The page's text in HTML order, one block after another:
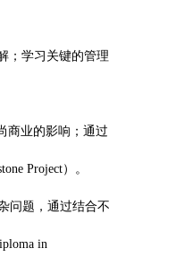
；学习关键的管理
商业的影响；通过
Project）。
问题，通过结合不
in